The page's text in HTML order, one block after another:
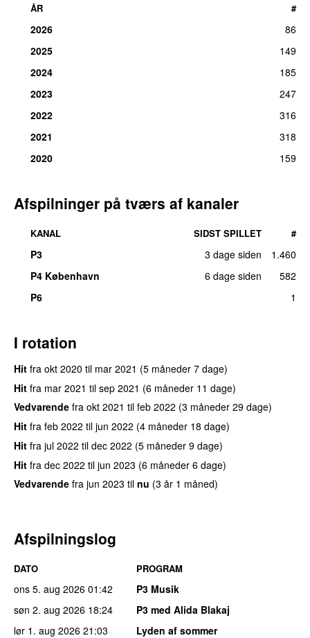
ÅR #
2026
86
2025
149
2024
185
2023
247
2022
316
2021
318
2020
159
Afspilninger på tværs af kanaler
KANAL SIDST SPILLET #
P3 3 dage siden
1.460
P4 København
6 dage siden
582
P6
1
I rotation
Hit fra okt 2020 til mar 2021 (5 måneder 7 dage)
Hit fra mar 2021 til sep 2021 (6 måneder 11 dage)
Vedvarende fra okt 2021 til feb 2022 (3 måneder 29 dage)
Hit fra feb 2022 til jun 2022 (4 måneder 18 dage)
Hit fra jul 2022 til dec 2022 (5 måneder 9 dage)
Hit fra dec 2022 til jun 2023 (6 måneder 6 dage)
Vedvarende fra jun 2023 til nu (3 år 1 måned)
Afspilningslog
DATO PROGRAM
ons 5. aug 2026 01:42
P3 Musik
søn 2. aug 2026 18:24
P3 med Alida Blakaj
lør 1. aug 2026 21:03
Lyden af sommer